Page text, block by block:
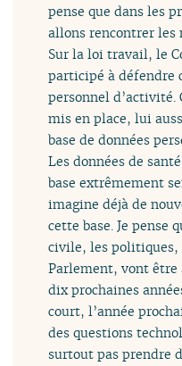
pense que dans les
allons rencontrer les
Sur la loi travail, le
participé à défendre
personnel d’activité.
mis en place, lui
base de données
Les données de
base extrêmement
imagine déjà de
cette base. Je pense
civile, les politiques,
Parlement, vont être
dix prochaines
court, l’année
des questions
surtout pas prendre